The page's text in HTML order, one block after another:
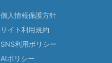
個人情報保護方針
サイト利用規約
SNS利用ポリシー
AIポリシー